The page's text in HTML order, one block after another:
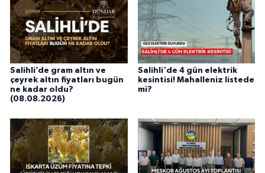
Salihli’de gram altın ve
çeyrek altın fiyatları bugün
ne kadar oldu?
(08.08.2026)
Salihli'de 4 gün elektrik
kesintisi! Mahalleniz listede
mi?